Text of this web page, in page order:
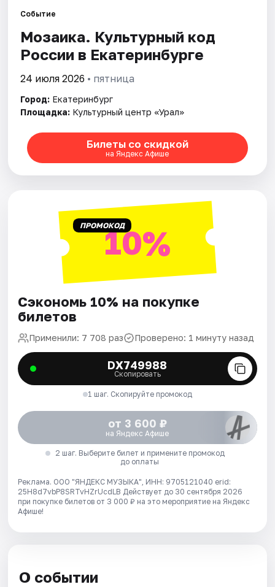
Города
Площадки
Рейтинги
Событие
Мозаика. Культурный код
России в Екатеринбурге
24 июля 2026 • пятница
Город: Екатеринбург
Площадка: Культурный центр «Урал»
Билеты со скидкой
на Яндекс Афише
ПРОМОКОД10%
Сэкономь 10% на покупке
билетов
Применили: 7 708 раз Проверено: 1 минуту назад
DX749988
Скопировать
1 шаг. Скопируйте промокод
от 3 600 ₽
на Яндекс Афише
2 шаг. Выберите билет и примените промокод
до оплаты
Реклама. ООО "ЯНДЕКС МУЗЫКА", ИНН: 9705121040 erid:
25H8d7vbP8SRTvHZrUcdLB Действует до 30 сентября 2026
при покупке билетов от 3 000 ₽ на это мероприятие на Яндекс
Афише!
О событии